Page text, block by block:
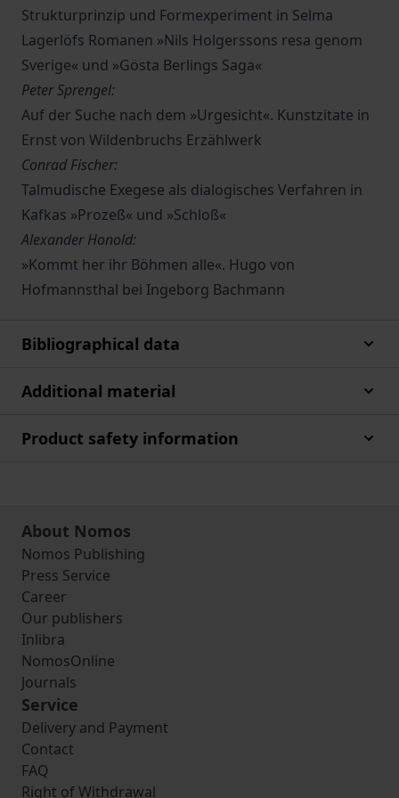
Strukturprinzip und Formexperiment in Selma
Lagerlöfs Romanen »Nils Holgerssons resa genom
Sverige« und »Gösta Berlings Saga«
Peter Sprengel:
Auf der Suche nach dem »Urgesicht«. Kunstzitate in
Ernst von Wildenbruchs Erzählwerk
Conrad Fischer:
Talmudische Exegese als dialogisches Verfahren in
Kafkas »Prozeß« und »Schloß«
Alexander Honold:
»Kommt her ihr Böhmen alle«. Hugo von
Hofmannsthal bei Ingeborg Bachmann
Bibliographical data
Additional material
Product safety information
About Nomos
Nomos Publishing
Press Service
Career
Our publishers
Inlibra
NomosOnline
Journals
Service
Delivery and Payment
Contact
FAQ
Right of Withdrawal